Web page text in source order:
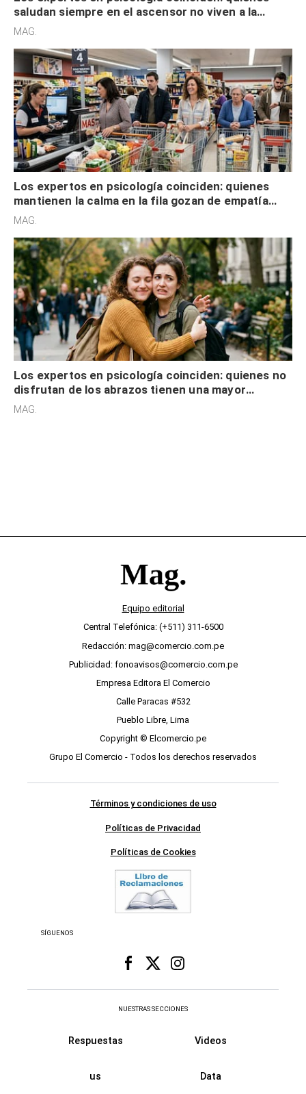
saludan siempre en el ascensor no viven a la
defensiva y tienen apertura social
MAG.
Los expertos en psicología coinciden: quienes
mantienen la calma en la fila gozan de empatía
cognitiva, gratitud y no solo tienen autocontrol
MAG.
Los expertos en psicología coinciden: quienes no
disfrutan de los abrazos tienen una mayor
sensibilidad a los estímulos físicos y no es por
MAG.
Equipo editorial
Central Telefónica: (+511) 311-6500
Redacción: mag@comercio.com.pe
Publicidad: fonoavisos@comercio.com.pe
Empresa Editora El Comercio
Calle Paracas #532
Pueblo Libre, Lima
Copyright © Elcomercio.pe
Grupo El Comercio - Todos los derechos reservados
Términos y condiciones de uso
Políticas de Privacidad
Políticas de Cookies
SÍGUENOS
NUESTRAS SECCIONES
Respuestas Videos
us Data